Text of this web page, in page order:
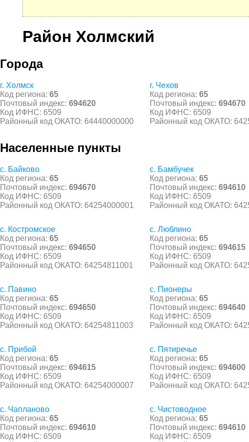
Район Холмский
Города
г. Холмск
Код региона: 65
Почтовый индекс: 694620
Код ИФНС: 6509
Районный код ОКАТО: 64440000000
г. Чехов
Код региона: 65
Почтовый индекс: 694670
Код ИФНС: 6509
Районный код ОКАТО:
Населенные пункты
с. Байково
Код региона: 65
Почтовый индекс: 694670
Код ИФНС: 6509
Районный код ОКАТО: 64254000001
с. Бамбучек
Код региона: 65
Почтовый индекс: 694610
Код ИФНС: 6509
Районный код ОКАТО:
с. Костромское
Код региона: 65
Почтовый индекс: 694650
Код ИФНС: 6509
Районный код ОКАТО: 64254811001
с. Люблино
Код региона: 65
Почтовый индекс: 694615
Код ИФНС: 6509
Районный код ОКАТО:
с. Павино
Код региона: 65
Почтовый индекс: 694650
Код ИФНС: 6509
Районный код ОКАТО: 64254811003
с. Пионеры
Код региона: 65
Почтовый индекс: 694640
Код ИФНС: 6509
Районный код ОКАТО:
с. Прибой
Код региона: 65
Почтовый индекс: 694615
Код ИФНС: 6509
Районный код ОКАТО: 64254000007
с. Пятиречье
Код региона: 65
Почтовый индекс: 694600
Код ИФНС: 6509
Районный код ОКАТО:
с. Чапланово
Код региона: 65
Почтовый индекс: 694610
Код ИФНС: 6509
с. Чистоводное
Код региона: 65
Почтовый индекс: 694610
Код ИФНС: 6509